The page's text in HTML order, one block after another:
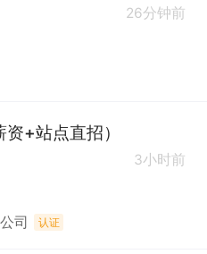
26分钟前
+站点直招）
3小时前
司 认证